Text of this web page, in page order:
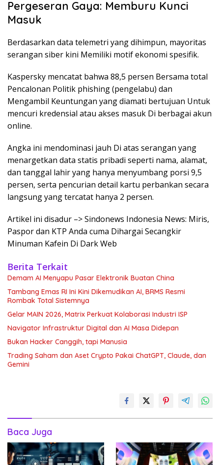
Pergeseran Gaya: Memburu Kunci
Masuk
Berdasarkan data telemetri yang dihimpun, mayoritas
serangan siber kini Memiliki motif ekonomi spesifik.
Kaspersky mencatat bahwa 88,5 persen Bersama total
Pencalonan Politik phishing (pengelabu) dan
Mengambil Keuntungan yang diamati bertujuan Untuk
mencuri kredensial atau akses masuk Di berbagai akun
online.
Angka ini mendominasi jauh Di atas serangan yang
menargetkan data statis pribadi seperti nama, alamat,
dan tanggal lahir yang hanya menyumbang porsi 9,5
persen, serta pencurian detail kartu perbankan secara
langsung yang tercatat hanya 2 persen.
Artikel ini disadur –> Sindonews Indonesia News: Miris,
Paspor dan KTP Anda cuma Dihargai Secangkir
Minuman Kafein Di Dark Web
Berita Terkait
Demam AI Menyapu Pasar Elektronik Buatan China
Tambang Emas RI Ini Kini Dikemudikan AI, BRMS Resmi
Rombak Total Sistemnya
Gelar MAIN 2026, Matrix Perkuat Kolaborasi Industri ISP
Navigator Infrastruktur Digital dan AI Masa Didepan
Bukan Hacker Canggih, tapi Manusia
Trading Saham dan Aset Crypto Pakai ChatGPT, Claude, dan
Gemini
Baca Juga